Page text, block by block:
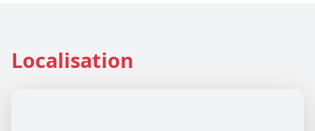
Localisation